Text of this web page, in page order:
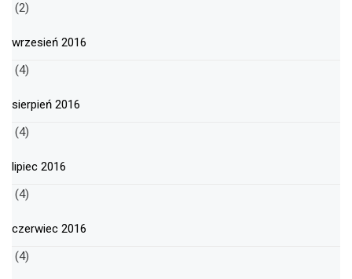
(2)
wrzesień 2016
(4)
sierpień 2016
(4)
lipiec 2016
(4)
czerwiec 2016
(4)